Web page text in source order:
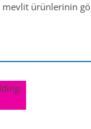
mevlit ürünlerinin